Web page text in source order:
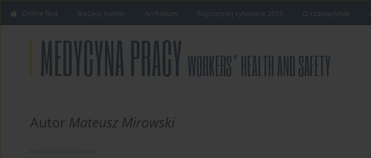
Online first Bieżący numer Archiwum Najczęściej cytowane 2025 O czasopiśmie
Autor Mateusz Mirowski